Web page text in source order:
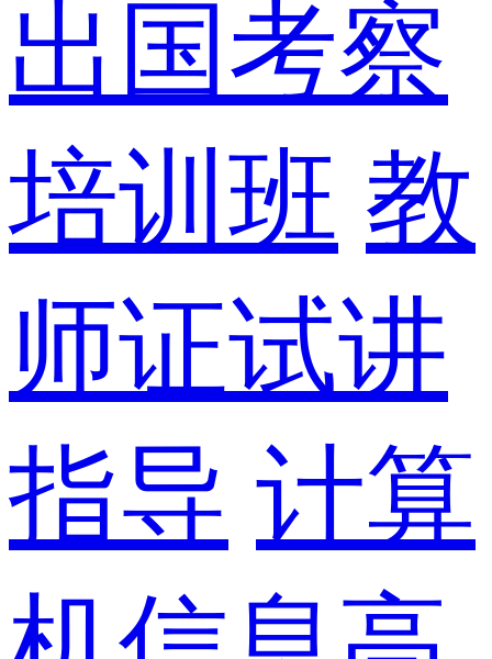
出国考察
培训班 教
师证试讲
指导 计算